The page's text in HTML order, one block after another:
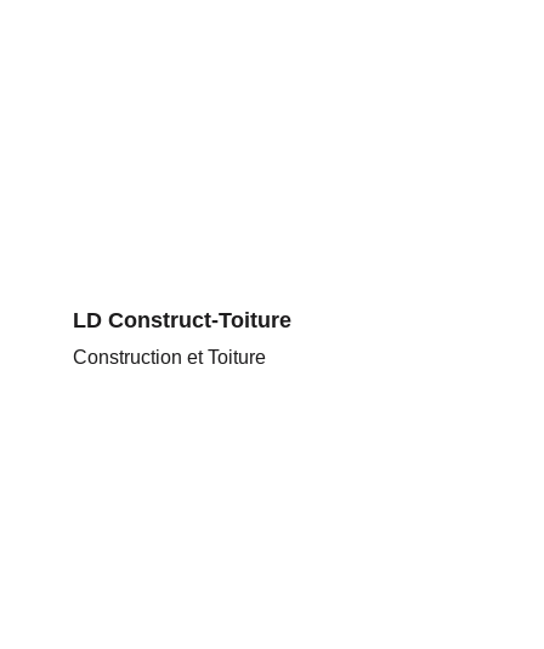
LD Construct-Toiture
Construction et Toiture